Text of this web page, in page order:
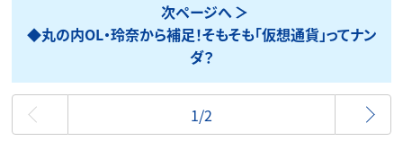
次ページへ
◆丸の内OL・玲奈から補足！そもそも「仮想通貨」ってナン
ダ？
最初
1/2